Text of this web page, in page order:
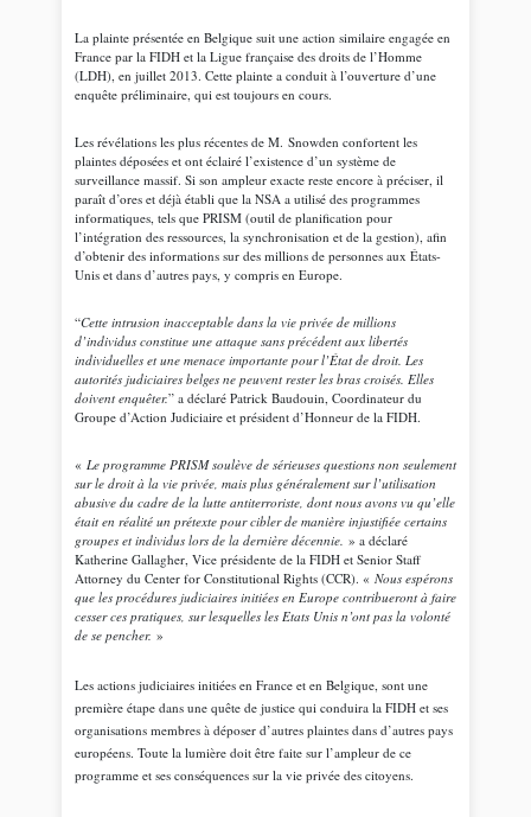
La plainte présentée en Belgique suit une action similaire engagée en
France par la FIDH et la Ligue française des droits de l’Homme
(LDH), en juillet 2013. Cette plainte a conduit à l’ouverture d’une
enquête préliminaire, qui est toujours en cours.
Les révélations les plus récentes de M. Snowden confortent les
plaintes déposées et ont éclairé l’existence d’un système de
surveillance massif. Si son ampleur exacte reste encore à préciser, il
paraît d’ores et déjà établi que la NSA a utilisé des programmes
informatiques, tels que PRISM (outil de planification pour
l’intégration des ressources, la synchronisation et de la gestion), afin
d’obtenir des informations sur des millions de personnes aux États-
Unis et dans d’autres pays, y compris en Europe.
“Cette intrusion inacceptable dans la vie privée de millions
d’individus constitue une attaque sans précédent aux libertés
individuelles et une menace importante pour l’État de droit. Les
autorités judiciaires belges ne peuvent rester les bras croisés. Elles
doivent enquêter.” a déclaré Patrick Baudouin, Coordinateur du
Groupe d’Action Judiciaire et président d’Honneur de la FIDH.
« Le programme PRISM soulève de sérieuses questions non seulement
sur le droit à la vie privée, mais plus généralement sur l’utilisation
abusive du cadre de la lutte antiterroriste, dont nous avons vu qu’elle
était en réalité un prétexte pour cibler de manière injustifiée certains
groupes et individus lors de la dernière décennie. » a déclaré
Katherine Gallagher, Vice présidente de la FIDH et Senior Staff
Attorney du Center for Constitutional Rights (CCR). « Nous espérons
que les procédures judiciaires initiées en Europe contribueront à faire
cesser ces pratiques, sur lesquelles les Etats Unis n’ont pas la volonté
de se pencher. »
Les actions judiciaires initiées en France et en Belgique, sont une
première étape dans une quête de justice qui conduira la FIDH et ses
organisations membres à déposer d’autres plaintes dans d’autres pays
européens. Toute la lumière doit être faite sur l’ampleur de ce
programme et ses conséquences sur la vie privée des citoyens.